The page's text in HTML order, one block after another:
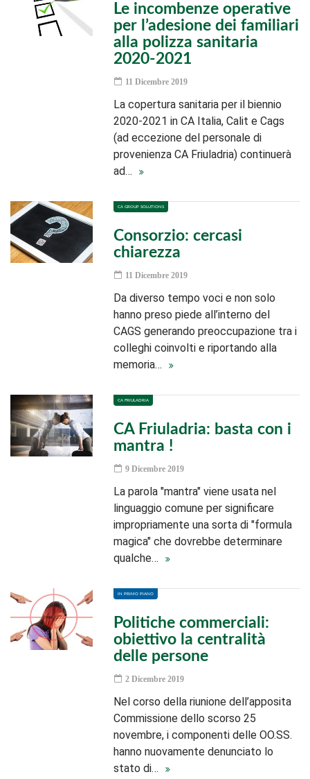
Le incombenze operative
per l’adesione dei familiari
alla polizza sanitaria
2020-2021
11 Dicembre 2019
La copertura sanitaria per il biennio
2020-2021 in CA Italia, Calit e Cags
(ad eccezione del personale di
provenienza CA Friuladria) continuerà
ad…
CA GROUP SOLUTIONS
Consorzio: cercasi
chiarezza
11 Dicembre 2019
Da diverso tempo voci e non solo
hanno preso piede all’interno del
CAGS generando preoccupazione tra i
colleghi coinvolti e riportando alla
memoria…
CA FRIULADRIA
CA Friuladria: basta con i
mantra !
9 Dicembre 2019
La parola "mantra" viene usata nel
linguaggio comune per significare
impropriamente una sorta di "formula
magica" che dovrebbe determinare
qualche…
IN PRIMO PIANO
Politiche commerciali:
obiettivo la centralità
delle persone
2 Dicembre 2019
Nel corso della riunione dell’apposita
Commissione dello scorso 25
novembre, i componenti delle OO.SS.
hanno nuovamente denunciato lo
stato di…